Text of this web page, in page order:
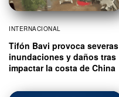
INTERNACIONAL
Tifón Bavi provoca severas
inundaciones y daños tras
impactar la costa de China